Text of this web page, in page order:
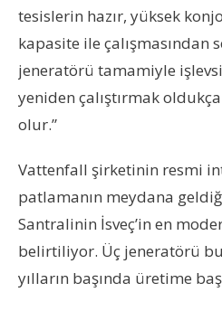
tesislerin hazır, yüksek
kapasite ile çalışmasından
jeneratörü tamamiyle
yeniden çalıştırmak
olur.”
Vattenfall şirketinin resmi
patlamanın meydana
Santralinin İsveç’in en
belirtiliyor. Üç jeneratörü
yılların başında üretime